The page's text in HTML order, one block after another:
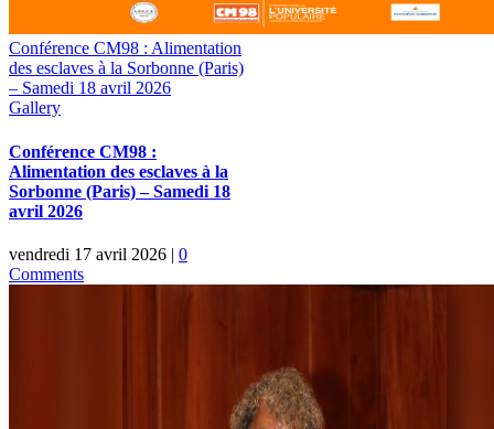
Conférence CM98 : Alimentation
des esclaves à la Sorbonne (Paris)
– Samedi 18 avril 2026
Gallery
Conférence CM98 :
Alimentation des esclaves à la
Sorbonne (Paris) – Samedi 18
avril 2026
vendredi 17 avril 2026 | 0
Comments